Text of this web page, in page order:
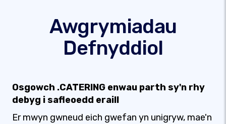
Awgrymiadau
Defnyddiol
Osgowch .CATERING enwau parth sy'n rhy
debyg i safleoedd eraill
Er mwyn gwneud eich gwefan yn unigryw, mae'n